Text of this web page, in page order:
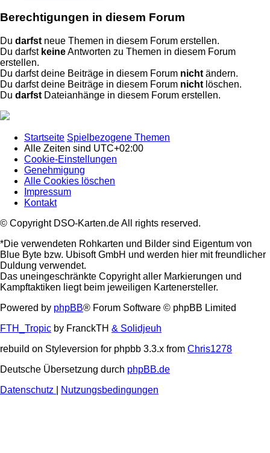
Berechtigungen in diesem Forum
Du darfst neue Themen in diesem Forum erstellen.
Du darfst keineAntworten zu Themen in diesem Forum
erstellen.
Du darfst deine Beiträge in diesem Forum nicht ändern.
Du darfst deine Beiträge in diesem Forum nicht löschen.
Du darfst Dateianhänge in diesem Forum erstellen.
Startseite Spielbezogene Themen
Alle Zeiten sind UTC+02:00
Cookie-Einstellungen
Genehmigung
Alle Cookies löschen
Impressum
Kontakt
© Copyright DSO-Karten.de All rights reserved.
*Die verwendeten Rohkarten und Bilder sind Eigentum von
Blue Byte bzw. Ubisoft GmbH und werden hier mit freundlicher
Duldung verwendet.
Das uneingeschränkte Copyright aller Markierungen und
Kampftaktiken liegt beim jeweiligen Kartenersteller.
Powered by phpBB® Forum Software © phpBB Limited
FTH_Tropic by FranckTH & Solidjeuh
rebuild on Styleversion for phpbb 3.3.x from Chris1278
Deutsche Übersetzung durch phpBB.de
Datenschutz
Nutzungsbedingungen